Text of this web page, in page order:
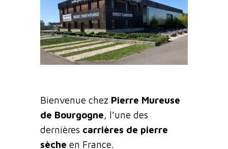
Bienvenue chez Pierre Mureuse
de Bourgogne, l’une des
dernières carrières de pierre
sèche en France.